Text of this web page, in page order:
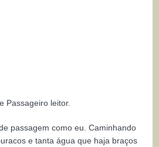
Passageiro leitor.
passagem como eu. Caminhando
e tanta água que haja braços